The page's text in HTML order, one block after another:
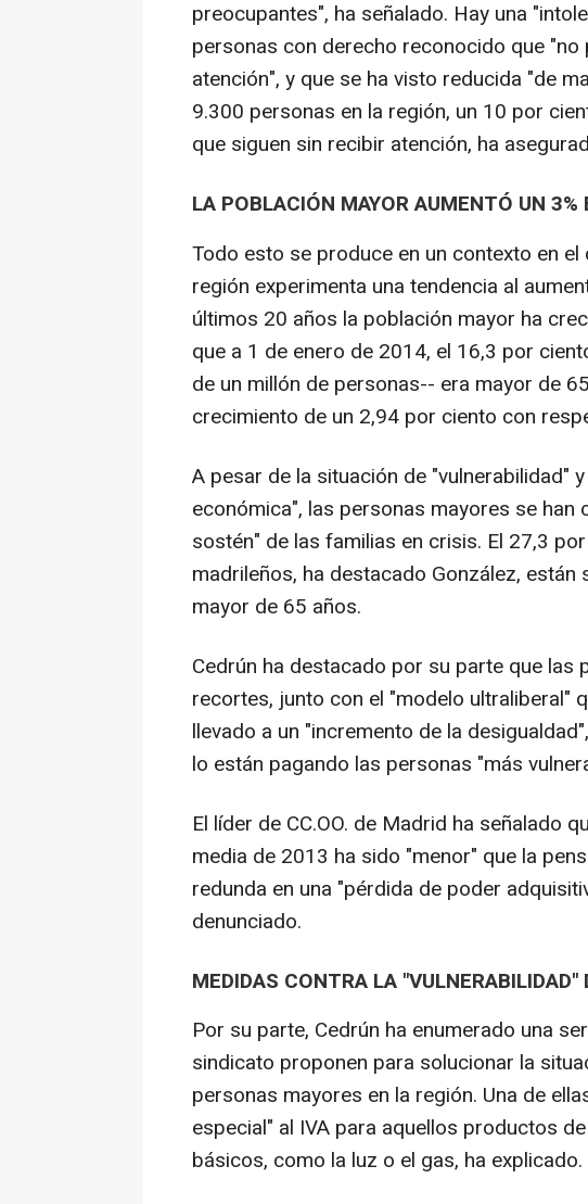
preocupantes", ha señalado. Hay una
personas con derecho reconocido que
atención", y que se ha visto reducida "de
9.300 personas en la región, un 10 por
que siguen sin recibir atención, ha
LA POBLACIÓN MAYOR AUMENTÓ UN 3%
Todo esto se produce en un contexto en
región experimenta una tendencia al
últimos 20 años la población mayor ha
que a 1 de enero de 2014, el 16,3 por
de un millón de personas-- era mayor de
crecimiento de un 2,94 por ciento con
A pesar de la situación de "vulnerabilidad"
económica", las personas mayores se han
sostén" de las familias en crisis. El 27,3
madrileños, ha destacado González,
mayor de 65 años.
Cedrún ha destacado por su parte que las
recortes, junto con el "modelo ultraliberal"
llevado a un "incremento de la
lo están pagando las personas "más
El líder de CC.OO. de Madrid ha señalado
media de 2013 ha sido "menor" que la
redunda en una "pérdida de poder
denunciado.
MEDIDAS CONTRA LA
Por su parte, Cedrún ha enumerado una
sindicato proponen para solucionar la
personas mayores en la región. Una de
especial" al IVA para aquellos productos
básicos, como la luz o el gas, ha explicado.